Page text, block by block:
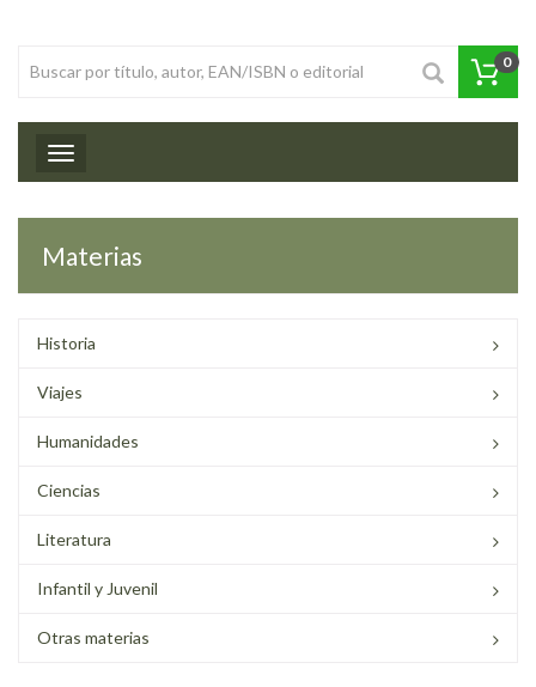
0
Toggle navigation
Materias
Historia
Viajes
Humanidades
Ciencias
Literatura
Infantil y Juvenil
Otras materias